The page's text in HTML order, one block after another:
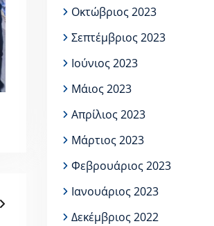
Οκτώβριος 2023
Σεπτέμβριος 2023
Ιούνιος 2023
Μάιος 2023
Απρίλιος 2023
Μάρτιος 2023
Φεβρουάριος 2023
Ιανουάριος 2023
Δεκέμβριος 2022